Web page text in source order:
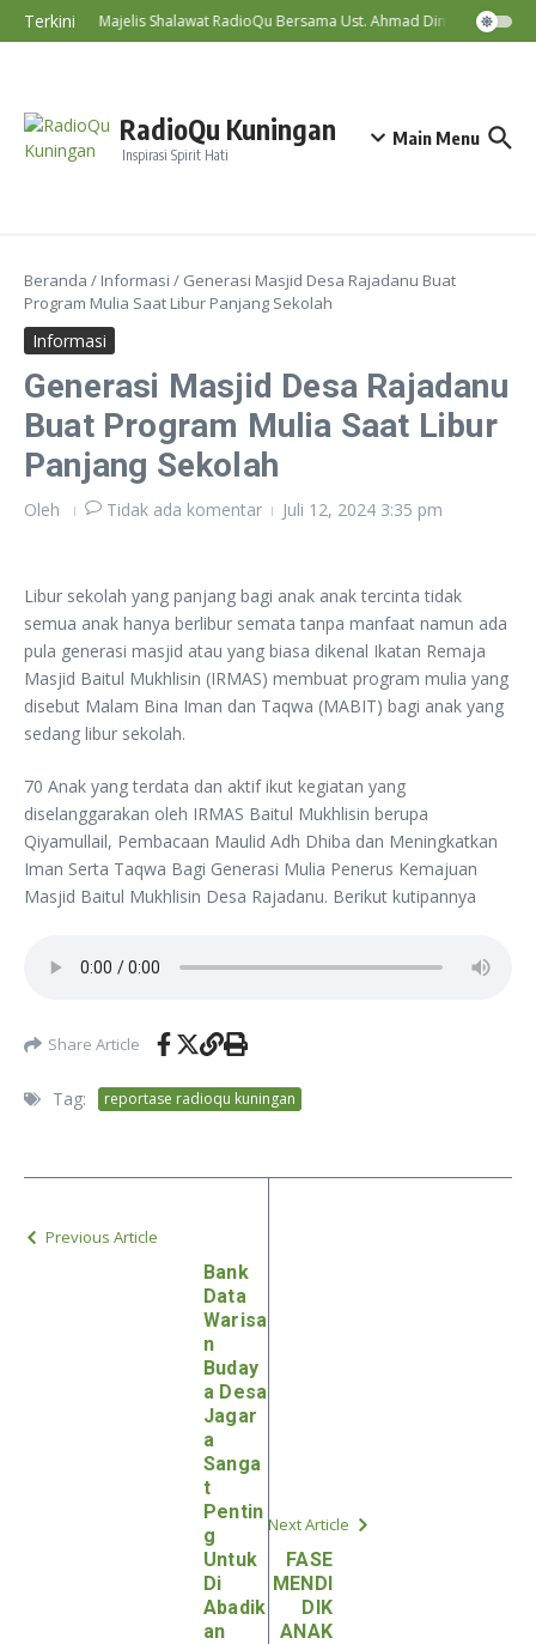
Lewati ke konten
Terkini Majelis Shalawat RadioQu Bersama Ust. Ahmad Dimyati, Lc., MA
RadioQu Kuningan
Inspirasi Spirit Hati
Main Menu
Beranda / Informasi / Generasi Masjid Desa Rajadanu Buat
Program Mulia Saat Libur Panjang Sekolah
Informasi
Generasi Masjid Desa Rajadanu
Buat Program Mulia Saat Libur
Panjang Sekolah
Oleh Tidak ada komentar Juli 12, 2024 3:35 pm
Libur sekolah yang panjang bagi anak anak tercinta tidak
semua anak hanya berlibur semata tanpa manfaat namun ada
pula generasi masjid atau yang biasa dikenal Ikatan Remaja
Masjid Baitul Mukhlisin (IRMAS) membuat program mulia yang
disebut Malam Bina Iman dan Taqwa (MABIT) bagi anak yang
sedang libur sekolah.
70 Anak yang terdata dan aktif ikut kegiatan yang
diselanggarakan oleh IRMAS Baitul Mukhlisin berupa
Qiyamullail, Pembacaan Maulid Adh Dhiba dan Meningkatkan
Iman Serta Taqwa Bagi Generasi Mulia Penerus Kemajuan
Masjid Baitul Mukhlisin Desa Rajadanu. Berikut kutipannya
Share Article
Tag: reportase radioqu kuningan
Previous Article
Bank
Data
Warisa
n
Buday
a Desa
Jagar
a
Sanga
t
Pentin
g
Untuk
Di
Abadik
an
Next Article
FASE
MENDI
DIK
ANAK